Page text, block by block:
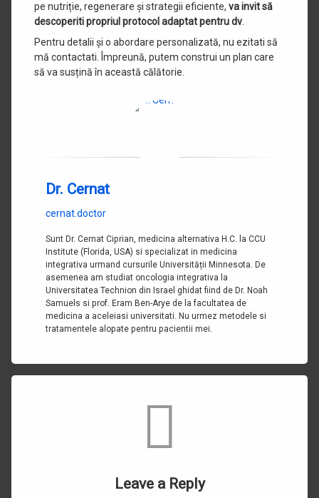
pe nutriție, regenerare și strategii eficiente, va invit să
descoperiti propriul protocol adaptat pentru dv
Pentru detalii și o abordare personalizată, nu ezitati să
mă contactati. Împreună, putem construi un plan care
să va susțină în această călătorie.
Dr. Cernat
cernat.doctor
Sunt Dr. Cernat Ciprian, medicina alternativa H.C. la CCU
Institute (Florida, USA) si specializat in medicina
integrativa urmand cursurile Universității Minnesota. De
asemenea am studiat oncologia integrativa la
Universitatea Technion din Israel ghidat fiind de Dr. Noah
Samuels si prof. Eram Ben-Arye de la facultatea de
medicina a aceleiasi universitati. Nu urmez metodele si
tratamentele alopate pentru pacientii mei.
Leave a Reply